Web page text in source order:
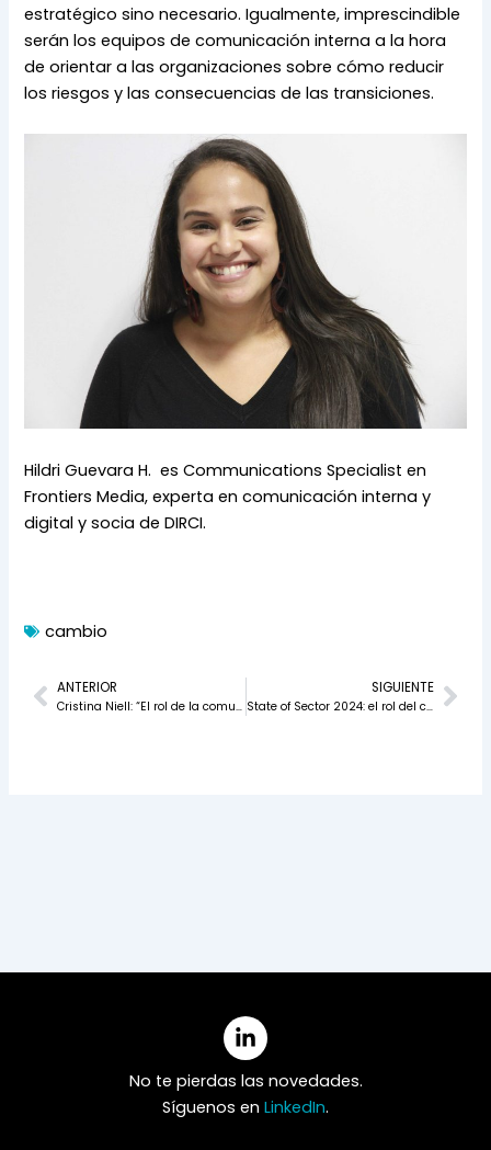
estratégico sino necesario. Igualmente, imprescindible
serán los equipos de comunicación interna a la hora
de orientar a las organizaciones sobre cómo reducir
los riesgos y las consecuencias de las transiciones.
Hildri Guevara H.  es Communications Specialist en
Frontiers Media, experta en comunicación interna y
digital y socia de DIRCI.
cambio
Prev
ANTERIOR
Cristina Niell: “El rol de la comunicación interna es empoderar a través de abrir nuevos espacios de intercambio”
SIGUIENTE
State of Sector 2024: el rol del comunicador interno cada vez más estratégico
No te pierdas las novedades.
Síguenos en LinkedIn.